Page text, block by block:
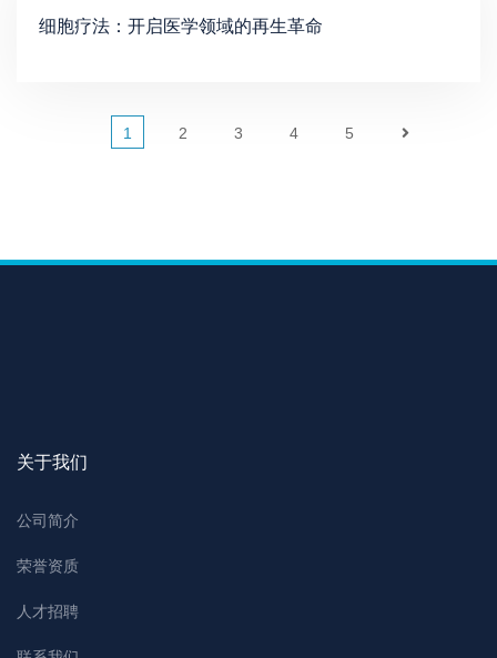
细胞疗法：开启医学领域的再生革命
1 2 3 4 5
关于我们
公司简介
荣誉资质
人才招聘